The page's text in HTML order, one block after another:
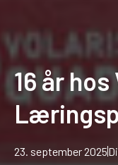
16 år
23. september 2025